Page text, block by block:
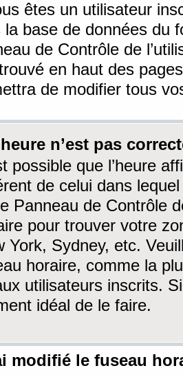
êtes un utilisateur
la base de données du
de Contrôle de
en haut des
de modifier tous
n’est pas
possible que l’heure
de celui dans
Panneau de Contrôle
pour trouver votre
York, Sydney, etc.
horaire, comme la
utilisateurs inscrits.
idéal de le faire.
modifié le fuseau